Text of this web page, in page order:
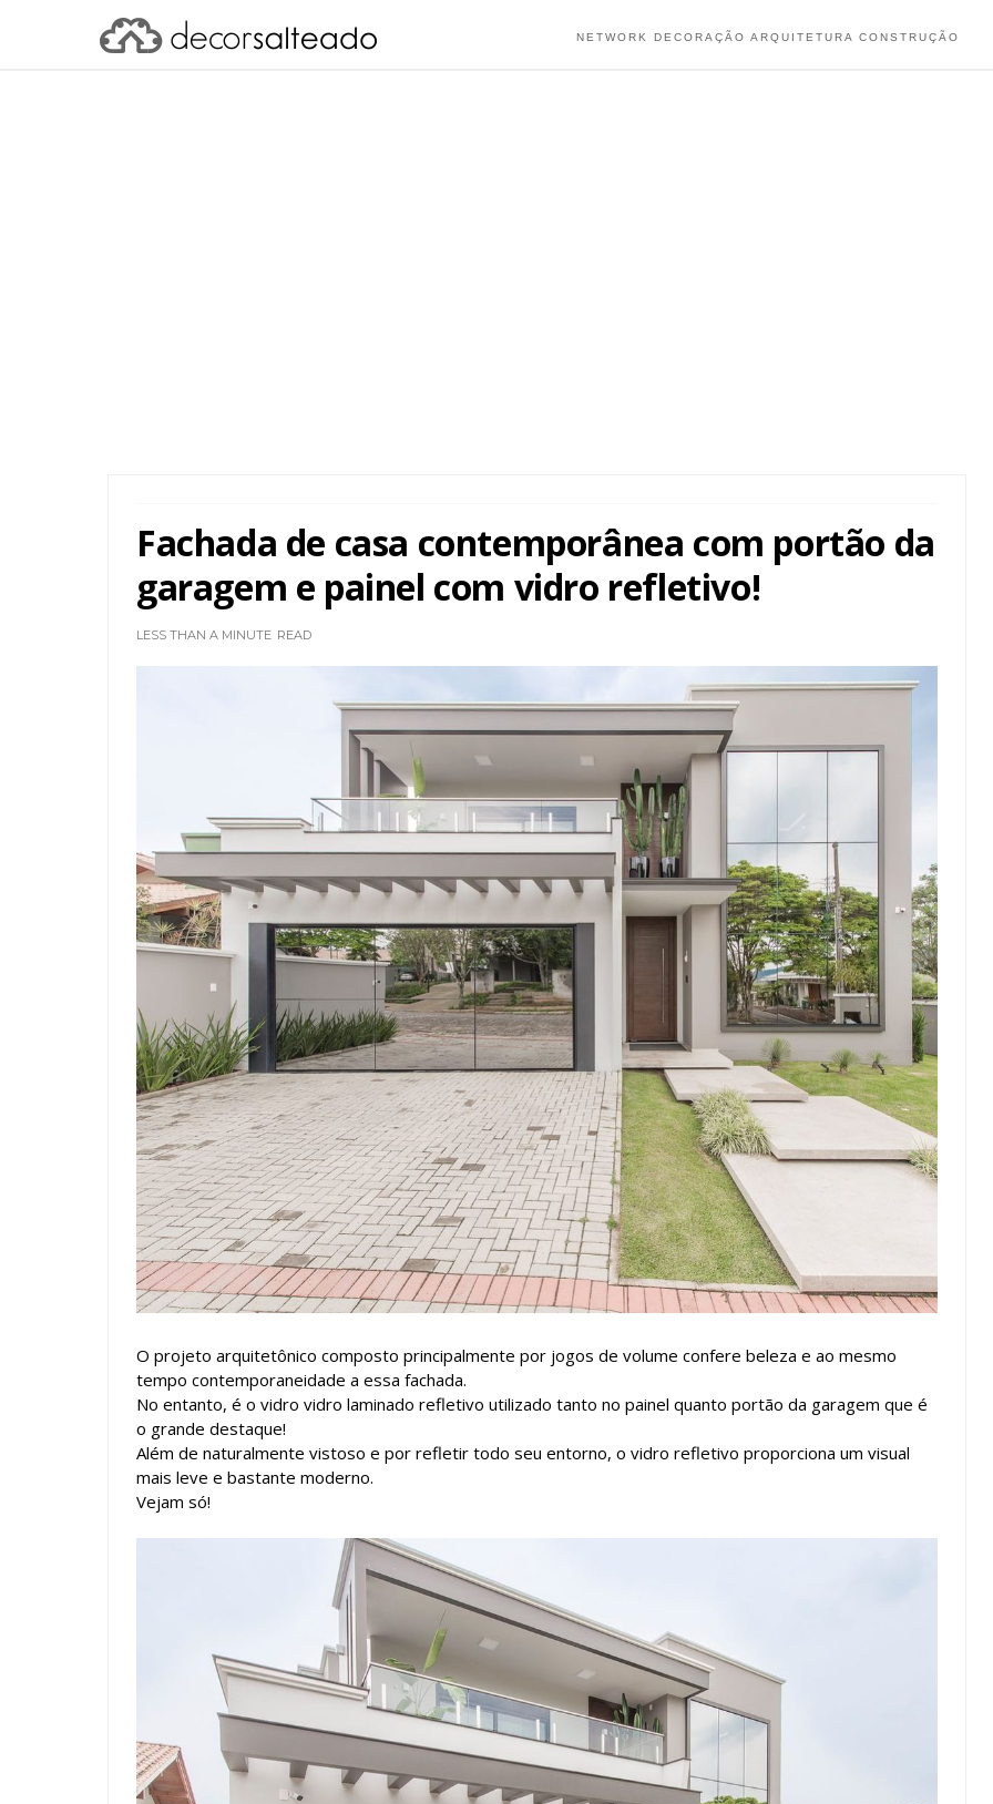
NETWORK DECORAÇÃO ARQUITETURA CONSTRUÇÃO
Fachada de casa contemporânea com portão da
garagem e painel com vidro refletivo!
LESS THAN A MINUTE READ
O projeto arquitetônico composto principalmente por jogos de volume confere beleza e ao mesmo
tempo contemporaneidade a essa fachada.
No entanto, é o vidro vidro laminado refletivo utilizado tanto no painel quanto portão da garagem que é
o grande destaque!
Além de naturalmente vistoso e por refletir todo seu entorno, o vidro refletivo proporciona um visual
mais leve e bastante moderno.
Vejam só!